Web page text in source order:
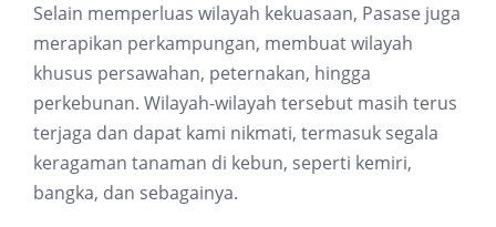
Selain memperluas wilayah kekuasaan, Pasase juga
merapikan perkampungan, membuat wilayah
khusus persawahan, peternakan, hingga
perkebunan. Wilayah-wilayah tersebut masih terus
terjaga dan dapat kami nikmati, termasuk segala
keragaman tanaman di kebun, seperti kemiri,
bangka, dan sebagainya.